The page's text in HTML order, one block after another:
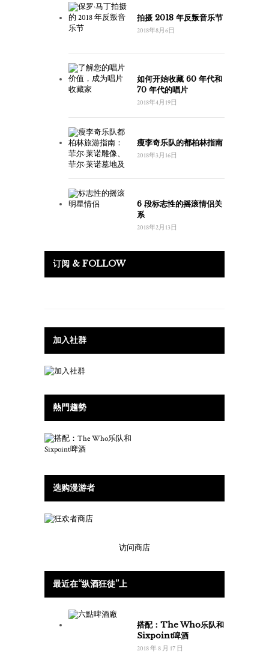
拍摄 2018 年反叛音乐节
2018年8月6日
如何开始收藏 60 年代和
70 年代的唱片
2018年4月19日
瘦李奇乐队的都柏林指南
2018年3月16日
6 段标志性的摇滚情侣关
系
2018年2月13日
订阅 & FOLLOW
加入社群
熱門趨勢
选购漫游者
访问商店
最近在“纵酒狂徒”上
搭配：The Who乐队和
Sixpoint啤酒
2018 年 8 月 17 日